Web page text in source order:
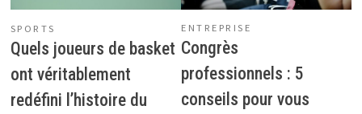
SPORTS
Quels joueurs de basket
ont véritablement
redéfini l’histoire du
ENTREPRISE
Congrès
professionnels : 5
conseils pour vous